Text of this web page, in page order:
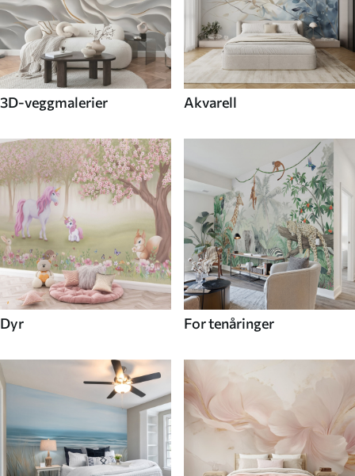
3D-veggmalerier Akvarell
Dyr For tenåringer